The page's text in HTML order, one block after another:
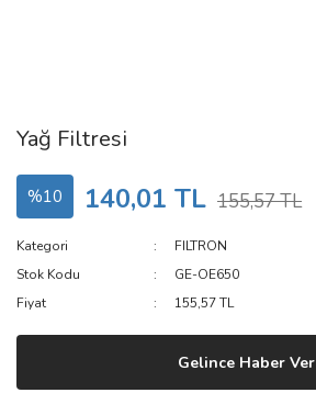
Yağ Filtresi
%10 140,01 TL 155,57 TL
Kategori
FILTRON
Stok Kodu
GE-OE650
Fiyat
155,57 TL
Gelince Haber Ver